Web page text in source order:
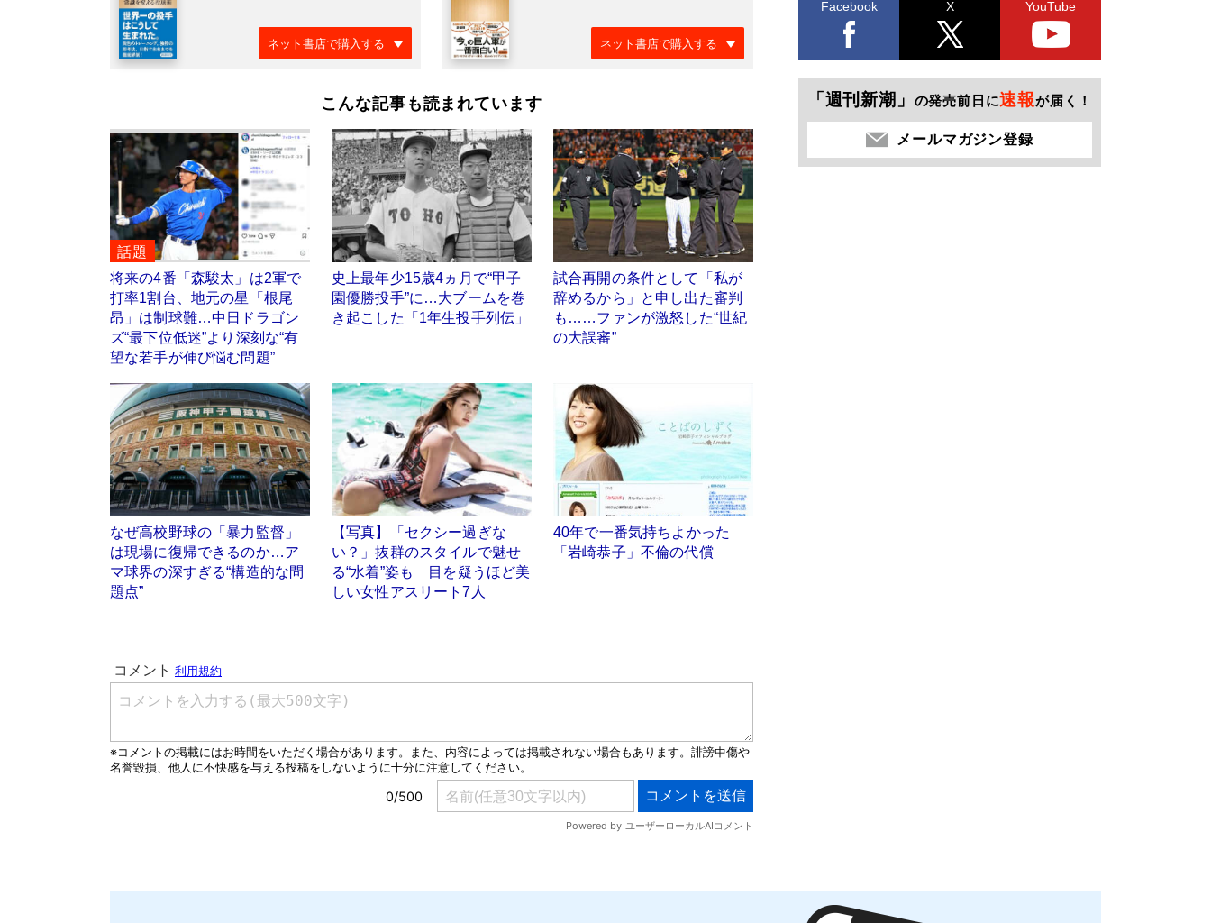
ネット書店で購入する ネット書店で購入する
こんな記事も読まれています
話題
将来の4番「森駿太」は2軍で
打率1割台、地元の星「根尾
昂」は制球難…中日ドラゴン
ズ“最下位低迷”より深刻な“有
望な若手が伸び悩む問題”
史上最年少15歳4ヵ月で“甲子
園優勝投手”に…大ブームを巻
き起こした「1年生投手列伝」
試合再開の条件として「私が
辞めるから」と申し出た審判
も……ファンが激怒した“世紀
の大誤審”
なぜ高校野球の「暴力監督」
は現場に復帰できるのか…ア
マ球界の深すぎる“構造的な問
題点”
【写真】「セクシー過ぎな
い？」抜群のスタイルで魅せ
る“水着”姿も 目を疑うほど美
しい女性アスリート7人
40年で一番気持ちよかった
「岩崎恭子」不倫の代償
Facebook X YouTube
「週刊新潮」 の発売前日に速報が届く！
メールマガジン登録